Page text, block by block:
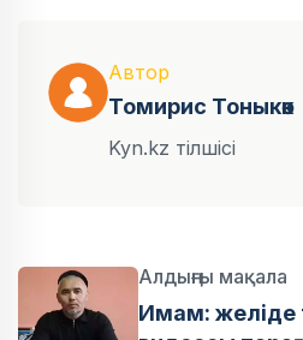
Автор
Томирис Тоныкөк
Kyn.kz тілшісі
Алдыңғы мақала
Имам: желіде